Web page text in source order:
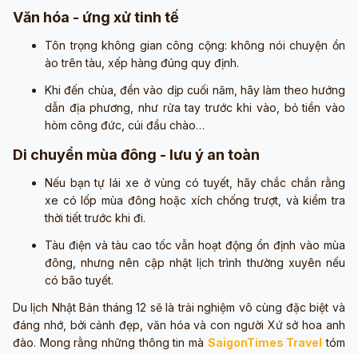
Văn hóa - ứng xử tinh tế
Tôn trọng không gian công cộng: không nói chuyện ồn
ào trên tàu, xếp hàng đúng quy định.
Khi đến chùa, đền vào dịp cuối năm, hãy làm theo hướng
dẫn địa phương, như rửa tay trước khi vào, bỏ tiền vào
hòm công đức, cúi đầu chào…
Di chuyển mùa đông - lưu ý an toàn
Nếu bạn tự lái xe ở vùng có tuyết, hãy chắc chắn rằng
xe có lốp mùa đông hoặc xích chống trượt, và kiểm tra
thời tiết trước khi đi.
Tàu điện và tàu cao tốc vẫn hoạt động ổn định vào mùa
đông, nhưng nên cập nhật lịch trình thường xuyên nếu
có bão tuyết.
Du lịch Nhật Bản tháng 12 sẽ là trải nghiệm vô cùng đặc biệt và
đáng nhớ, bởi cảnh đẹp, văn hóa và con người Xứ sở hoa anh
đào. Mong rằng những thông tin mà SaigonTimes Travel tóm